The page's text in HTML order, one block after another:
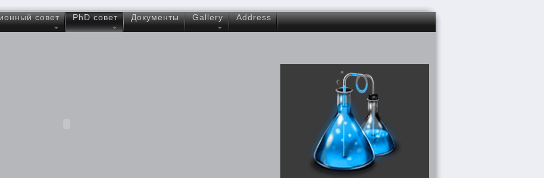
совет PhD совет Документы Gallery Address